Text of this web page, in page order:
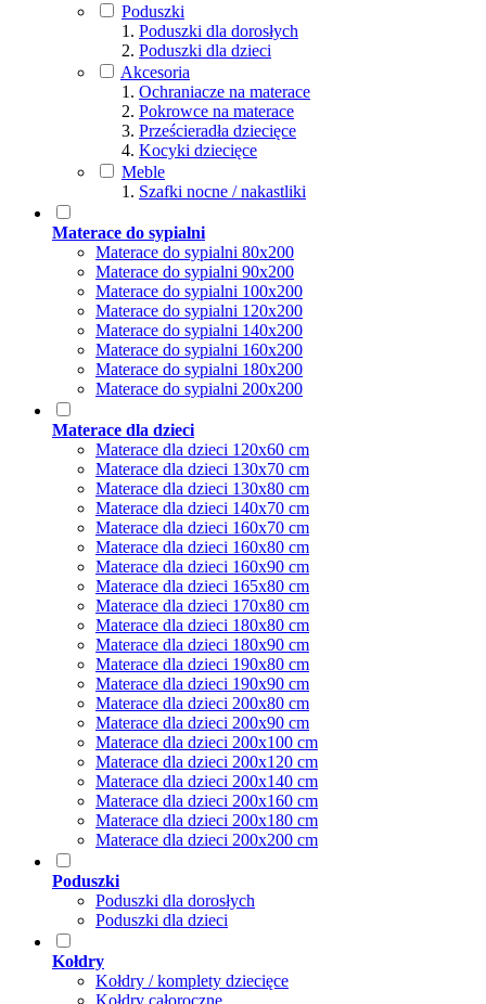
Poduszki
Poduszki dla dorosłych
Poduszki dla dzieci
Akcesoria
Ochraniacze na materace
Pokrowce na materace
Prześcieradła dziecięce
Kocyki dziecięce
Meble
Szafki nocne / nakastliki
Materace do sypialni
Materace do sypialni 80x200
Materace do sypialni 90x200
Materace do sypialni 100x200
Materace do sypialni 120x200
Materace do sypialni 140x200
Materace do sypialni 160x200
Materace do sypialni 180x200
Materace do sypialni 200x200
Materace dla dzieci
Materace dla dzieci 120x60 cm
Materace dla dzieci 130x70 cm
Materace dla dzieci 130x80 cm
Materace dla dzieci 140x70 cm
Materace dla dzieci 160x70 cm
Materace dla dzieci 160x80 cm
Materace dla dzieci 160x90 cm
Materace dla dzieci 165x80 cm
Materace dla dzieci 170x80 cm
Materace dla dzieci 180x80 cm
Materace dla dzieci 180x90 cm
Materace dla dzieci 190x80 cm
Materace dla dzieci 190x90 cm
Materace dla dzieci 200x80 cm
Materace dla dzieci 200x90 cm
Materace dla dzieci 200x100 cm
Materace dla dzieci 200x120 cm
Materace dla dzieci 200x140 cm
Materace dla dzieci 200x160 cm
Materace dla dzieci 200x180 cm
Materace dla dzieci 200x200 cm
Poduszki
Poduszki dla dorosłych
Poduszki dla dzieci
Kołdry
Kołdry / komplety dziecięce
Kołdry całoroczne